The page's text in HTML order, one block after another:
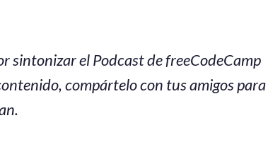
sintonizar el Podcast de freeCodeCamp
compártelo con tus amigos para